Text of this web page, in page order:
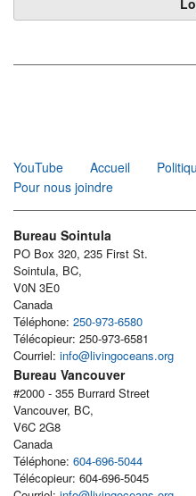
YouTube
Accueil
Pour nous joindre
Bureau Sointula
PO Box 320, 235 First St.
Sointula, BC,
V0N 3E0
Canada
Téléphone: 250-973-6580
Télécopieur: 250-973-6581
Courriel: info@livingoceans.org
Bureau Vancouver
#2000 - 355 Burrard Street
Vancouver, BC,
V6C 2G8
Canada
Téléphone: 604-696-5044
Télécopieur: 604-696-5045